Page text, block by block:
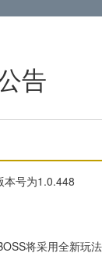
告
本号为1.0.448
将采用全新玩